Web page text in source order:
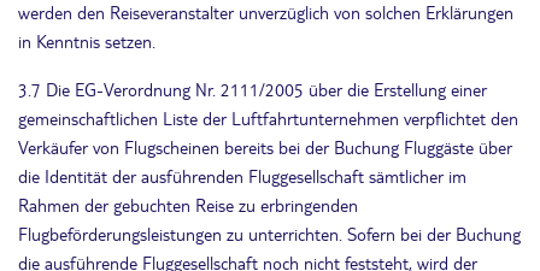
werden den Reiseveranstalter unverzüglich von solchen Erklärungen
in Kenntnis setzen.
3.7 Die EG-Verordnung Nr. 2111/2005 über die Erstellung einer
gemeinschaftlichen Liste der Luftfahrtunternehmen verpflichtet den
Verkäufer von Flugscheinen bereits bei der Buchung Fluggäste über
die Identität der ausführenden Fluggesellschaft sämtlicher im
Rahmen der gebuchten Reise zu erbringenden
Flugbeförderungsleistungen zu unterrichten. Sofern bei der Buchung
die ausführende Fluggesellschaft noch nicht feststeht, wird der